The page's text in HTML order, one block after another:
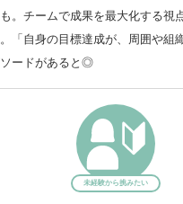
クラウドまで、あらゆるプラット
ミング言語については、C#以外に
たモダンな言語も多くなっていま
。チームで成果を最大化する視
「自身の目標達成が、周囲や組
ードがあると◎
未経験から挑みたい